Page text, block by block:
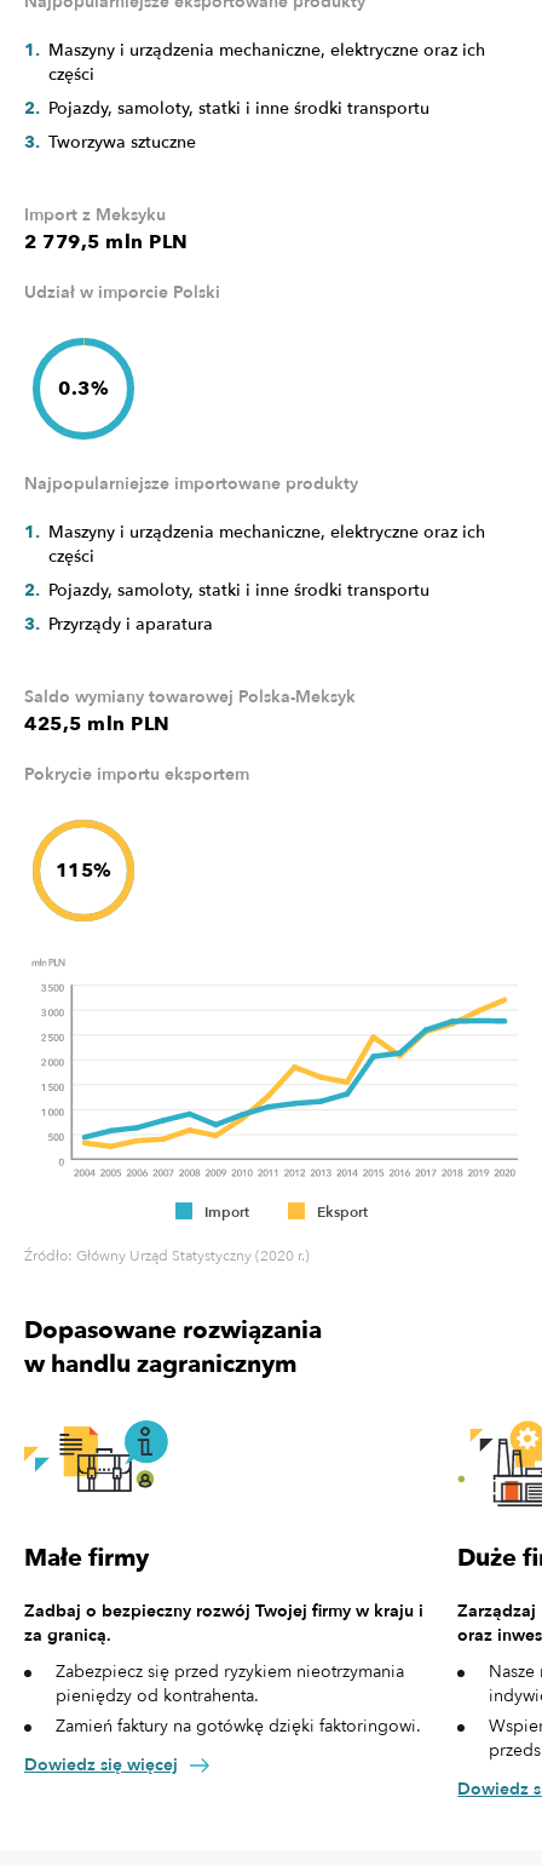
Maszyny i urządzenia mechaniczne, elektryczne oraz ich
części
Pojazdy, samoloty, statki i inne środki transportu
Tworzywa sztuczne
2 779,5 mln PLN
Import z Meksyku
Udział w imporcie Polski
0.3%
Najpopularniejsze importowane produkty
Maszyny i urządzenia mechaniczne, elektryczne oraz ich
części
Pojazdy, samoloty, statki i inne środki transportu
Przyrządy i aparatura
425,5 mln PLN
Saldo wymiany towarowej Polska-Meksyk
Pokrycie importu eksportem
115%
Import Eksport
Źródło: Główny Urząd Statystyczny (2020 r.)
Dopasowane rozwiązania
w handlu zagranicznym
Małe firmy
Zadbaj o bezpieczny rozwój Twojej firmy w kraju i
za granicą.
Zabezpiecz się przed ryzykiem nieotrzymania
pieniędzy od kontrahenta.
Zamień faktury na gotówkę dzięki faktoringowi.
Dowiedz się więcej
Duże
oraz
Dowiedz